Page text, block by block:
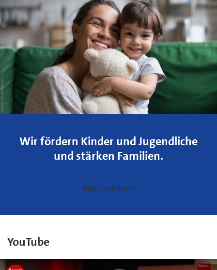
Wir fördern Kinder und Jugendliche
und stärken Familien.
Mehr erfahren
YouTube